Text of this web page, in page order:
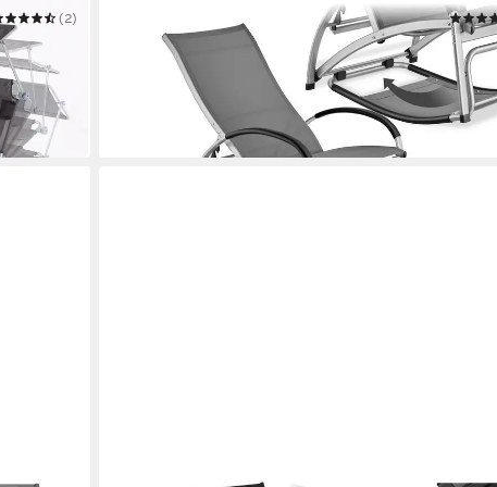
&
(2)
Gartenliege Sonnenliege, 2 in 1 Funktion, verstellbare
Rückenlehne, wetterfest
in 2-3 Werktagen bei dir